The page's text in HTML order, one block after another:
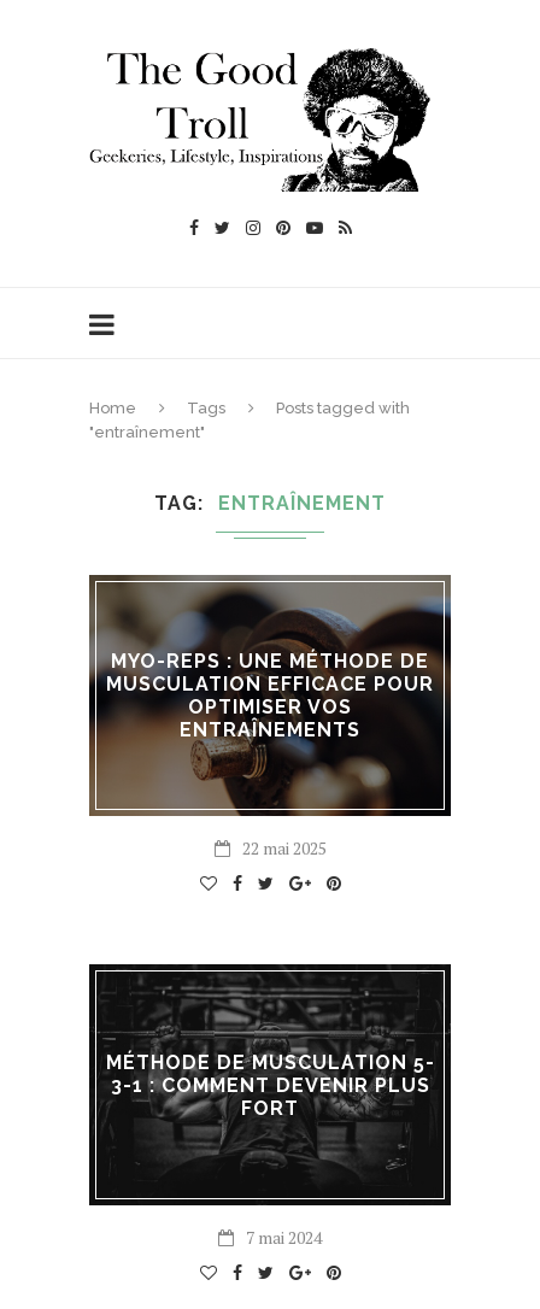
Home Tags
Posts tagged with
"entraînement"
TAG ENTRAÎNEMENT
MYO-REPS : UNE MÉTHODE DE
MUSCULATION EFFICACE POUR
OPTIMISER VOS
ENTRAÎNEMENTS
22 mai 2025
MÉTHODE DE MUSCULATION 5-
3-1 : COMMENT DEVENIR PLUS
FORT
7 mai 2024